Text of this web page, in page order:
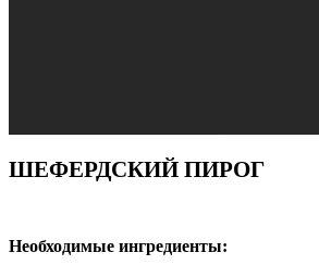
ШЕФЕРДСКИЙ ПИРОГ
Необходимые ингредиенты: